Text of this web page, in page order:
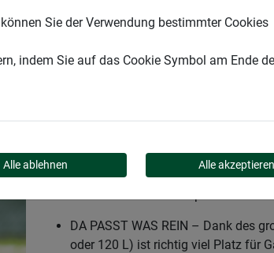
CANVAS
SCHNELL UND EINFACH
Sammeln und Abtransportieren von
DA PASST WAS REIN – Dank des
oder 120 L) ist richtig viel Platz für
Sie der Verwendung bestimmter Cookies
indem Sie auf das Cookie Symbol am Ende
Alle ablehnen Alle akzeptieren